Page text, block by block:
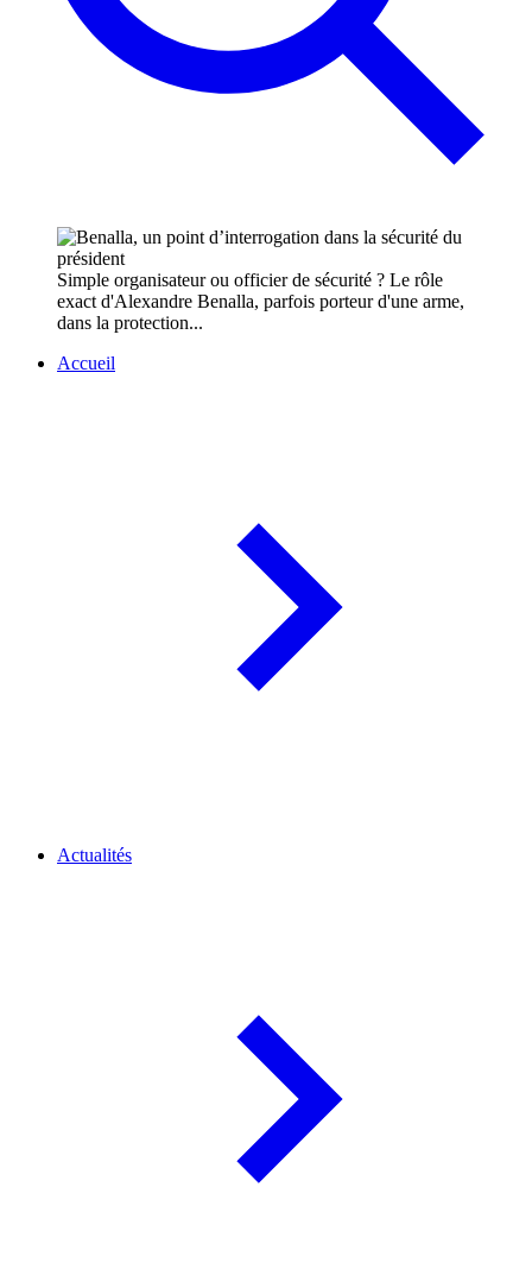
Simple organisateur ou officier de sécurité ? Le rôle
exact d'Alexandre Benalla, parfois porteur d'une arme,
dans la protection...
Accueil
Actualités